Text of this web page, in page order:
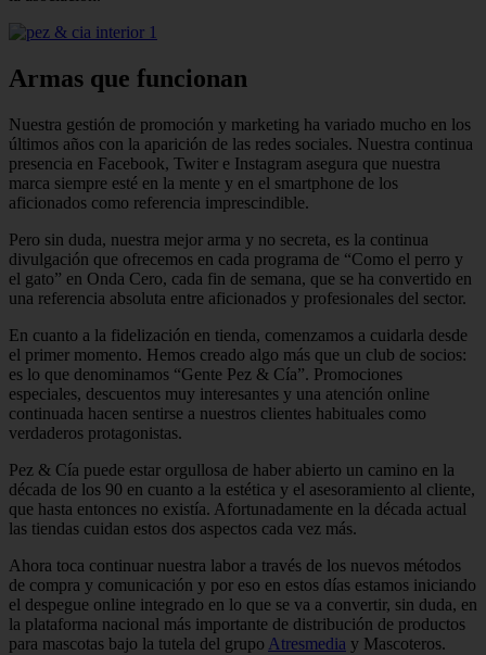
Armas que funcionan
Nuestra gestión de promoción y mar­keting ha variado mucho en los
últimos años con la aparición de las redes so­ciales. Nuestra continua
presencia en Fa­cebook, Twiter e Instagram asegura que nuestra
marca siempre esté en la mente y en el smartphone de los
aficionados como referencia imprescindible.
Pero sin duda, nuestra mejor arma y no secreta, es la continua
divulgación que ofrecemos en cada programa de “Como el perro y
el gato” en Onda Cero, cada fin de semana, que se ha converti­do en
una referencia absoluta entre afi­cionados y profesionales del sector.
En cuanto a la fidelización en tienda, comenzamos a cuidarla desde
el primer momento. Hemos creado algo más que un club de socios:
es lo que denomina­mos “Gente Pez & Cía”. Promociones
especiales, descuentos muy interesantes y una atención online
continuada hacen sentirse a nuestros clientes habituales como
verdaderos protagonistas.
Pez & Cía puede estar orgullosa de haber abierto un camino en la
década de los 90 en cuanto a la estética y el asesoramiento al cliente,
que hasta en­tonces no existía. Afortunadamente en la década actual
las tiendas cuidan estos dos aspectos cada vez más.
Ahora toca continuar nuestra labor a través de los nuevos métodos
de com­pra y comunicación y por eso en estos días estamos iniciando
el despegue onli­ne integrado en lo que se va a convertir, sin duda, en
la plataforma nacional más importante de distribución de productos
para mascotas bajo la tutela del grupo Atresmedia y Mascoteros.